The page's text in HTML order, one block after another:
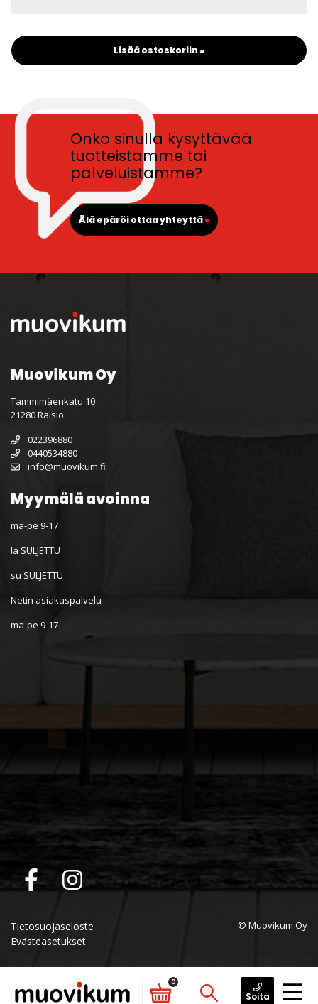
0
Lisää ostoskoriin »
Onko sinulla kysyttävää
tuotteistamme tai
palveluistamme?
Älä epäröi ottaa yhteyttä»
Muovikum Oy
Tammimäenkatu 10
21280 Raisio
022396880
0440534880
info@muovikum.fi
Myymälä avoinna
ma-pe 9-17
la SULJETTU
su SULJETTU
Netin asiakaspalvelu
ma-pe 9-17
Tietosuojaseloste
Evästeasetukset
© Muovikum Oy
Soita